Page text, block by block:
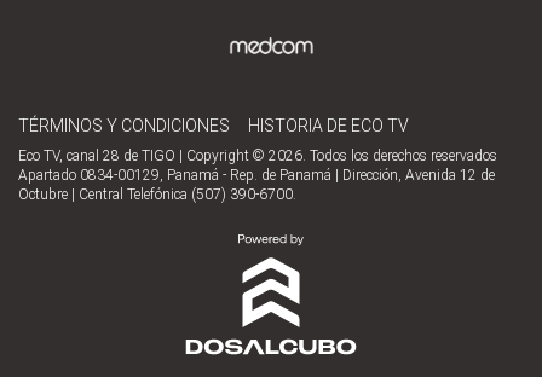
TÉRMINOS Y CONDICIONES HISTORIA DE ECO TV
Eco TV, canal 28 de TIGO | Copyright © 2026. Todos los derechos reservados
Apartado 0834-00129, Panamá - Rep. de Panamá | Dirección, Avenida 12 de
Octubre | Central Telefónica (507) 390-6700.